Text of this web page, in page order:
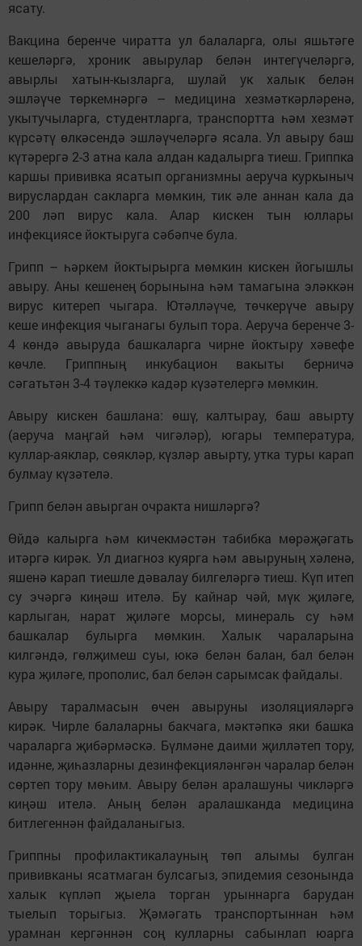
ясату.
Вакцина беренче чиратта ул балаларга, олы яшьтәге
кешеләргә, хроник авырулар белән интегүчеләргә,
авырлы хатын-кызларга, шулай ук халык белән
эшләүче төркемнәргә – медицина хезмәткәрләренә,
укытучыларга, студентларга, транспортта һәм хезмәт
күрсәтү өлкәсендә эшләүчеләргә ясала. Ул авыру баш
күтәрергә 2-3 атна кала алдан кадалырга тиеш. Гриппка
каршы прививка ясатып организмны аеруча куркыныч
вируслардан сакларга мөмкин, тик әле аннан кала да
200 ләп вирус кала. Алар кискен тын юллары
инфекциясе йоктыруга сәбәпче була.
Грипп – һәркем йоктырырга мөмкин кискен йогышлы
авыру. Аны кешенең борынына һәм тамагына эләккән
вирус китереп чыгара. Ютәлләүче, төчкерүче авыру
кеше инфекция чыганагы булып тора. Аеруча беренче 3-
4 көндә авыруда башкаларга чирне йоктыру хәвефе
көчле. Гриппның инкубацион вакыты берничә
сәгатьтән 3-4 тәүлеккә кадәр күзәтелергә мөмкин.
Авыру кискен башлана: өшү, калтырау, баш авырту
(аеруча маңгай һәм чигәләр), югары температура,
куллар-аяклар, сөякләр, күзләр авырту, утка туры карап
булмау күзәтелә.
Грипп белән авырган очракта нишләргә?
Өйдә калырга һәм кичекмәстән табибка мөрәҗәгать
итәргә кирәк. Ул диагноз куярга һәм авыруның хәленә,
яшенә карап тиешле дәвалау билгеләргә тиеш. Күп итеп
су эчәргә киңәш ителә. Бу кайнар чәй, мүк җиләге,
карлыган, нарат җиләге морсы, минераль су һәм
башкалар булырга мөмкин. Халык чараларына
килгәндә, гөлҗимеш суы, юкә белән балан, бал белән
кура җиләге, прополис, бал белән сарымсак файдалы.
Авыру таралмасын өчен авыруны изоляцияләргә
кирәк. Чирле балаларны бакчага, мәктәпкә яки башка
чараларга җибәрмәскә. Бүлмәне даими җилләтеп тору,
идәнне, җиһазларны дезинфекцияләнгән чаралар белән
сөртеп тору мөһим. Авыру белән аралашуны чикләргә
киңәш ителә. Аның белән аралашканда медицина
битлегеннән файдаланыгыз.
Гриппны профилактикалауның төп алымы булган
прививканы ясатмаган булсагыз, эпидемия сезонында
халык күпләп җыела торган урыннарга барудан
тыелып торыгыз. Җәмәгать транспортыннан һәм
урамнан кергәннән соң кулларны сабынлап юарга